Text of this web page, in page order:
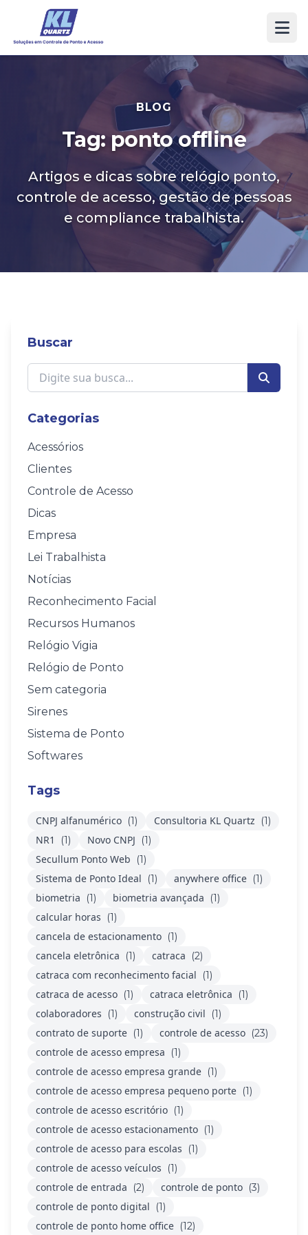
BLOG
Tag: ponto offline
Artigos e dicas sobre relógio ponto,
controle de acesso, gestão de pessoas
e compliance trabalhista.
Buscar
Categorias
Acessórios
Clientes
Controle de Acesso
Dicas
Empresa
Lei Trabalhista
Notícias
Reconhecimento Facial
Recursos Humanos
Relógio Vigia
Relógio de Ponto
Sem categoria
Sirenes
Sistema de Ponto
Softwares
Tags
CNPJ alfanumérico (1) Consultoria KL Quartz (1)
NR1 (1) Novo CNPJ (1)
Secullum Ponto Web (1)
Sistema de Ponto Ideal (1) anywhere office (1)
biometria (1) biometria avançada (1)
calcular horas (1)
cancela de estacionamento (1)
cancela eletrônica (1) catraca (2)
catraca com reconhecimento facial (1)
catraca de acesso (1) catraca eletrônica (1)
colaboradores (1) construção civil (1)
contrato de suporte (1) controle de acesso (23)
controle de acesso empresa (1)
controle de acesso empresa grande (1)
controle de acesso empresa pequeno porte (1)
controle de acesso escritório (1)
controle de acesso estacionamento (1)
controle de acesso para escolas (1)
controle de acesso veículos (1)
controle de entrada (2) controle de ponto (3)
controle de ponto digital (1)
controle de ponto home office (12)